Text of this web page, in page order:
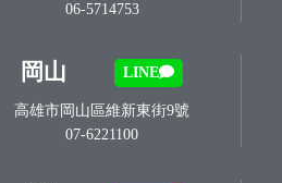
06-5714753
岡山 LINE
高雄市岡山區維新東街9號
07-6221100